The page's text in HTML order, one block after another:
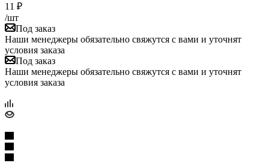
11 ₽
/шт
Под заказ
Наши менеджеры обязательно свяжутся с вами и уточнят
условия заказа
Под заказ
Наши менеджеры обязательно свяжутся с вами и уточнят
условия заказа